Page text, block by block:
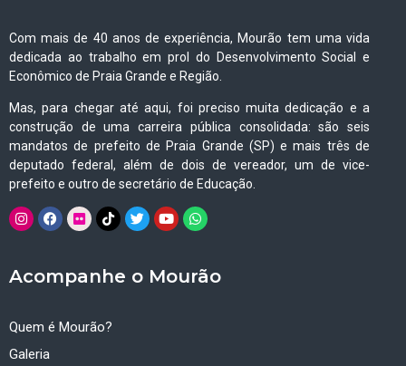
Com mais de 40 anos de experiência, Mourão tem uma vida
dedicada ao trabalho em prol do Desenvolvimento Social e
Econômico de Praia Grande e Região.
Mas, para chegar até aqui, foi preciso muita dedicação e a
construção de uma carreira pública consolidada: são seis
mandatos de prefeito de Praia Grande (SP) e mais três de
deputado federal, além de dois de vereador, um de vice-
prefeito e outro de secretário de Educação.
Acompanhe o Mourão
Quem é Mourão?
Galeria